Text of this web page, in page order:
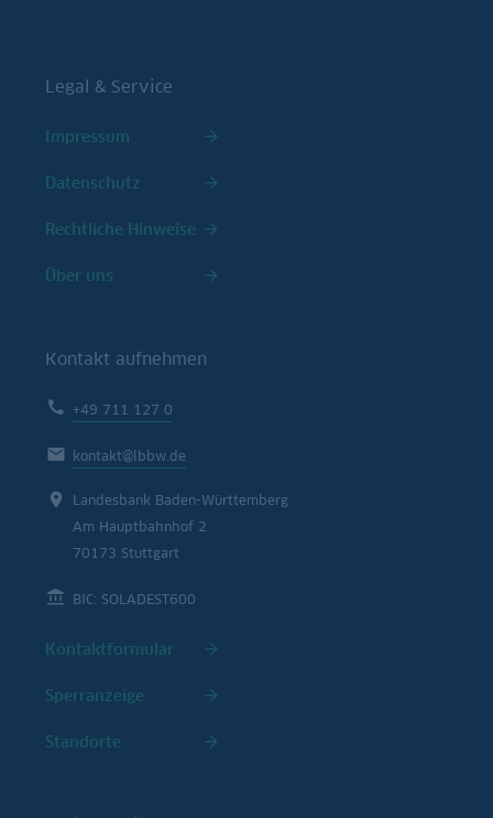
Legal & Service
Impressum
Datenschutz
Rechtliche Hinweise
Über uns
Kontakt aufnehmen
+49 711 127 0
kontakt@lbbw.de
Landesbank Baden-Württemberg
Am Hauptbahnhof 2
70173 Stuttgart
BIC: SOLADEST600
Kontaktformular
Sperranzeige
Standorte